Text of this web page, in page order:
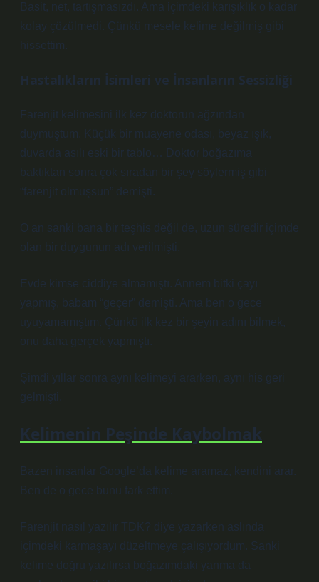
Basit, net, tartışmasızdı. Ama içimdeki karışıklık o kadar
kolay çözülmedi. Çünkü mesele kelime değilmiş gibi
hissettim.
Hastalıkların İsimleri ve İnsanların Sessizliği
Farenjit kelimesini ilk kez doktorun ağzından
duymuştum. Küçük bir muayene odası, beyaz ışık,
duvarda asılı eski bir tablo… Doktor boğazıma
baktıktan sonra çok sıradan bir şey söylermiş gibi
“farenjit olmuşsun” demişti.
O an sanki bana bir teşhis değil de, uzun süredir içimde
olan bir duygunun adı verilmişti.
Evde kimse ciddiye almamıştı. Annem bitki çayı
yapmış, babam “geçer” demişti. Ama ben o gece
uyuyamamıştım. Çünkü ilk kez bir şeyin adını bilmek,
onu daha gerçek yapmıştı.
Şimdi yıllar sonra aynı kelimeyi ararken, aynı his geri
gelmişti.
Kelimenin Peşinde Kaybolmak
Bazen insanlar Google’da kelime aramaz, kendini arar.
Ben de o gece bunu fark ettim.
Farenjit nasıl yazılır TDK? diye yazarken aslında
içimdeki karmaşayı düzeltmeye çalışıyordum. Sanki
kelime doğru yazılırsa boğazımdaki yanma da